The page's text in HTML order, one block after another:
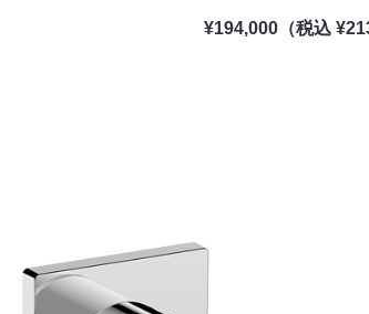
¥194,000 （税込